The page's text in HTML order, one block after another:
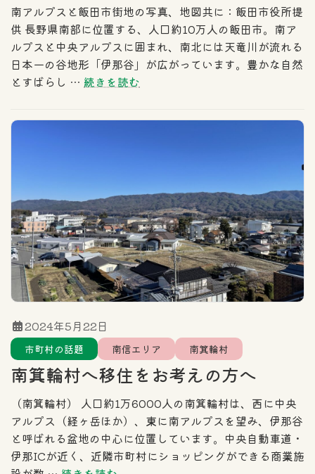
南アルプスと飯田市街地の写真、地図共に：飯田市役所提
供 長野県南部に位置する、人口約10万人の飯田市。南ア
ルプスと中央アルプスに囲まれ、南北には天竜川が流れる
日本一の谷地形「伊那谷」が広がっています。豊かな自然
とすばらし … 続きを読む
市町村の話題 南信エリア 南箕輪村
南箕輪村へ移住をお考えの方へ
2024年5月22日
（南箕輪村） 人口約1万6000人の南箕輪村は、西に中央
アルプス（経ヶ岳ほか）、東に南アルプスを望み、伊那谷
と呼ばれる盆地の中心に位置しています。中央自動車道・
伊那ICが近く、近隣市町村にショッピングができる商業施